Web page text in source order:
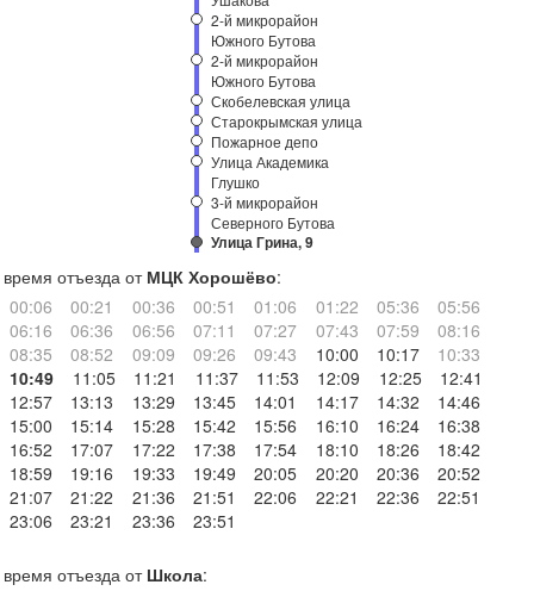
2-й микрорайон
Южного Бутова
2-й микрорайон
Южного Бутова
Скобелевская улица
Старокрымская улица
Пожарное депо
Улица Академика
Глушко
3-й микрорайон
Северного Бутова
Улица Грина, 9
время отъезда от МЦК Хорошёво:
00:06
00:21 00:36 00:51 01:06 01:22 05:36
05:56
06:16
06:36 06:56 07:11 07:27 07:43 07:59
08:16
08:35
08:52 09:09 09:26 09:43 10:00 10:17
10:33
10:49
11:05 11:21 11:37 11:53 12:09 12:25
12:41
12:57
13:13 13:29 13:45 14:01 14:17 14:32
14:46
15:00
15:14 15:28 15:42 15:56 16:10 16:24
16:38
16:52
17:07 17:22 17:38 17:54 18:10 18:26
18:42
18:59
19:16 19:33 19:49 20:05 20:20 20:36
20:52
21:07
21:22 21:36 21:51 22:06 22:21 22:36
22:51
23:06
23:21 23:36 23:51
время отъезда от Школа: